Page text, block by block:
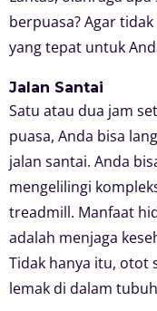
berpuasa? Agar
yang tepat untuk
Jalan Santai
Satu atau dua jam
puasa, Anda bisa
jalan santai. Anda
mengelilingi
treadmill. Manfaat
adalah menjaga
Tidak hanya itu, otot
lemak di dalam